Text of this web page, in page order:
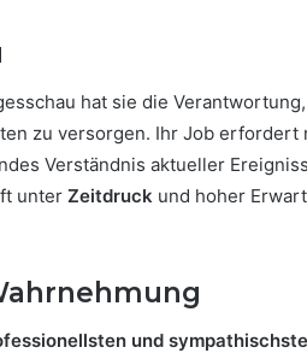
hat sie die Verantwortung,
zu versorgen. Ihr Job erfordert
Verständnis aktueller
unter Zeitdruck und hoher
und